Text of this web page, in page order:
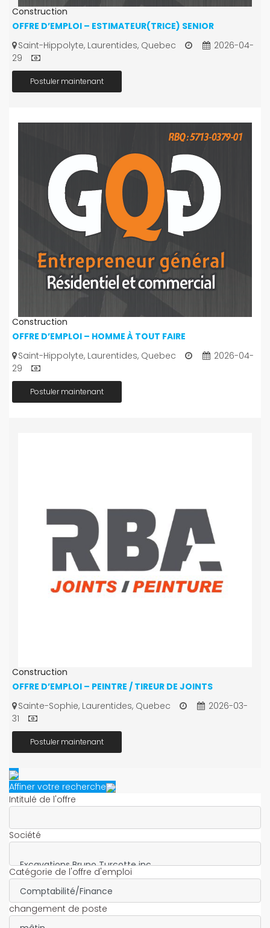
Construction
OFFRE D’EMPLOI – ESTIMATEUR(TRICE) SENIOR
Saint-Hippolyte, Laurentides, Quebec
2026-04-
29
Postuler maintenant
Construction
OFFRE D’EMPLOI – HOMME À TOUT FAIRE
Saint-Hippolyte, Laurentides, Quebec
2026-04-
29
Postuler maintenant
Construction
OFFRE D’EMPLOI – PEINTRE / TIREUR DE JOINTS
Sainte-Sophie, Laurentides, Quebec
2026-03-
31
Postuler maintenant
Affiner votre recherche
Intitulé de l'offre
Société
Catégorie de l'offre d'emploi
changement de poste